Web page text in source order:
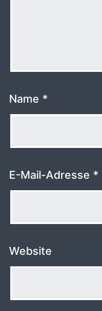
Name *
E-Mail-Adresse *
Website